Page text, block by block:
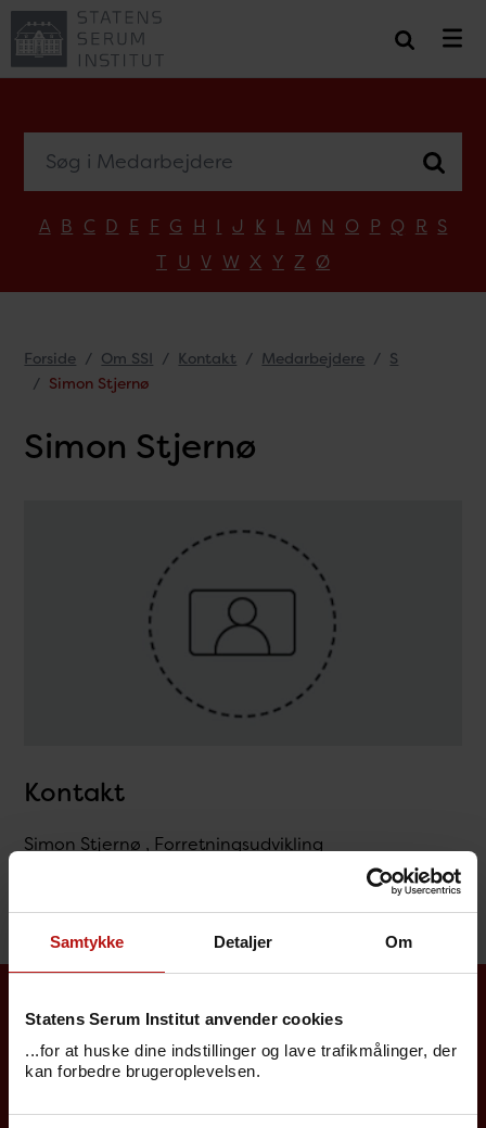
Samtykke Detaljer Om
Statens Serum Institut anvender cookies
...for at huske dine indstillinger og lave trafikmålinger, der
kan forbedre brugeroplevelsen.
A B C D E F G H I J K L M N O P Q R S
T U V W X Y Z Ø
Forside Om SSI Kontakt Medarbejdere
S
Simon Stjernø
Simon Stjernø
Kontakt
Simon Stjernø , Forretningsudvikling
Borgere